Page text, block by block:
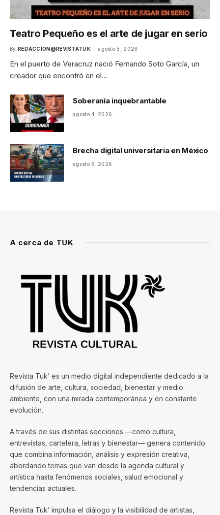
Teatro Pequeño es el arte de jugar en serio
By REDACCION@REVISTATUK agosto 5, 2026
En el puerto de Veracruz nació Fernando Soto García, un
creador que encontró en el…
Soberanía inquebrantable
agosto 4, 2026
Brecha digital universitaria en México
agosto 3, 2026
A cerca de TUK
Revista Tuk’ es un medio digital independiente dedicado a la
difusión de arte, cultura, sociedad, bienestar y medio
ambiente, con una mirada contemporánea y en constante
evolución.
A través de sus distintas secciones —como cultura,
entrevistas, cartelera, letras y bienestar— genera contenido
que combina información, análisis y expresión creativa,
abordando temas que van desde la agenda cultural y
artística hasta fenómenos sociales, salud emocional y
tendencias actuales.
Revista Tuk’ impulsa el diálogo y la visibilidad de artistas,